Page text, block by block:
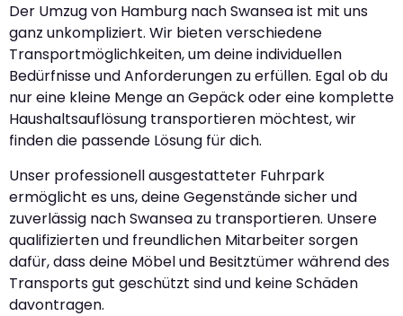
Der Umzug von Hamburg nach Swansea ist mit uns
ganz unkompliziert. Wir bieten verschiedene
Transportmöglichkeiten, um deine individuellen
Bedürfnisse und Anforderungen zu erfüllen. Egal ob du
nur eine kleine Menge an Gepäck oder eine komplette
Haushaltsauflösung transportieren möchtest, wir
finden die passende Lösung für dich.
Unser professionell ausgestatteter Fuhrpark
ermöglicht es uns, deine Gegenstände sicher und
zuverlässig nach Swansea zu transportieren. Unsere
qualifizierten und freundlichen Mitarbeiter sorgen
dafür, dass deine Möbel und Besitztümer während des
Transports gut geschützt sind und keine Schäden
davontragen.